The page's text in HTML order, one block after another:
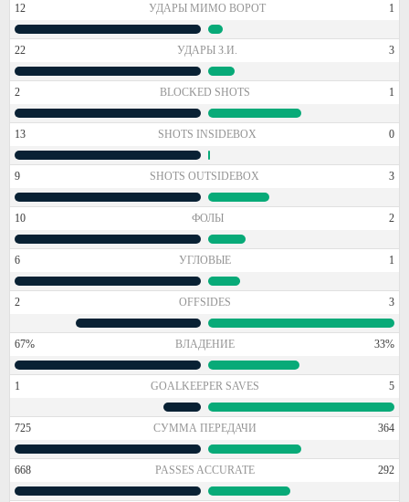
12 УДАРЫ МИМО ВОРОТ 1
22 УДАРЫ З.И. 3
2 BLOCKED SHOTS 1
13 SHOTS INSIDEBOX 0
9 SHOTS OUTSIDEBOX 3
10 ФОЛЫ 2
6 УГЛОВЫЕ 1
2 OFFSIDES 3
67% ВЛАДЕНИЕ 33%
1 GOALKEEPER SAVES 5
725 СУММА ПЕРЕДАЧИ 364
668 PASSES ACCURATE 292